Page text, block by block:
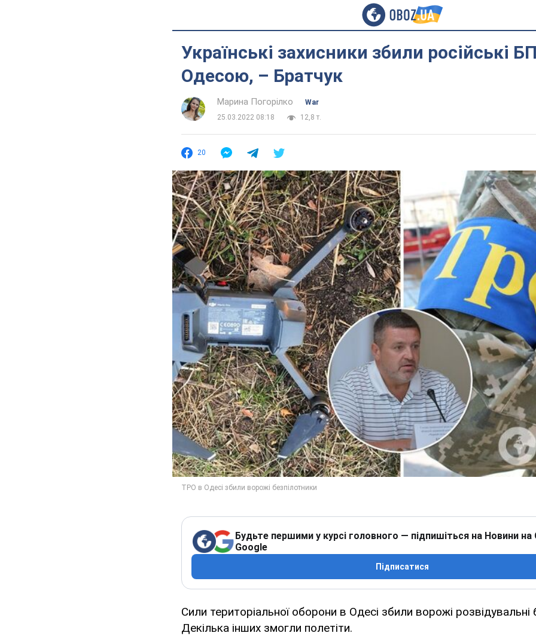
Українські захисники збили російські
Одесою, – Братчук
Марина Погорілко
War
25.03.2022 08:18
12,8 т.
20
Будьте першими у курсі головного — підпишіться на Новини на
Google
Підписатися
Сили територіальної оборони в Одесі збили ворожі розвідувальні
Декілька інших змогли полетіти.